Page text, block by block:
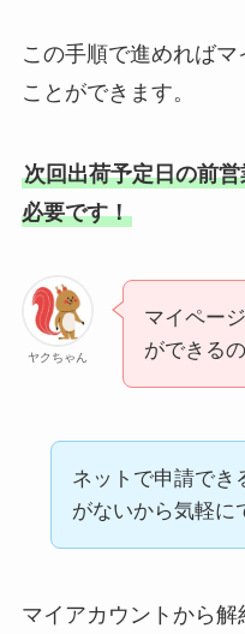
この手順で進めれば
ことができます。
次回出荷予定日の前
必要です！
ヤクちゃん
マイペー
ができる
ネットで申請でき
がないから気軽に
マイアカウントから